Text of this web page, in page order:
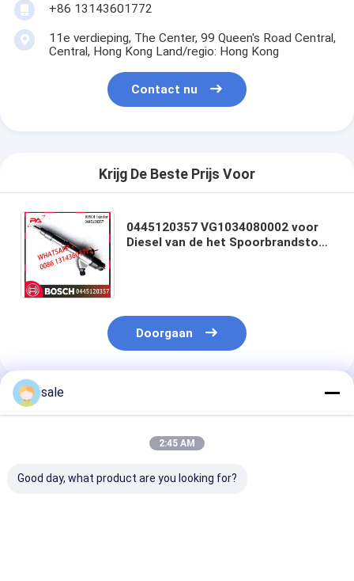
+86 13143601772
11e verdieping, The Center, 99 Queen's Road Central,
Central, Hong Kong Land/regio: Hong Kong
Contact nu
Krijg De Beste Prijs Voor
0445120357 VG1034080002 voor
Diesel van de het Spoorbrandstof
Doorgaan
Geadviseerde Producten
sale
2:45 AM
Good day, what product are you looking for?